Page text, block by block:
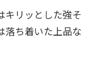
キリッとした強そ
落ち着いた上品な